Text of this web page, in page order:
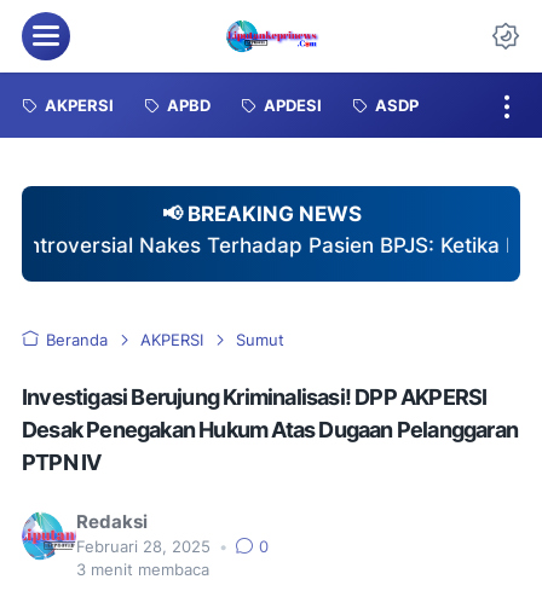
Menu
AKPERSI APBD APDESI ASDP
📢 BREAKING NEWS
Pasien BPJS: Ketika Etika Profesi Diuji Di
Beranda AKPERSI Sumut
Investigasi Berujung Kriminalisasi! DPP AKPERSI
Desak Penegakan Hukum Atas Dugaan Pelanggaran
PTPN IV
Redaksi
Februari 28, 2025 •
0
3 menit membaca